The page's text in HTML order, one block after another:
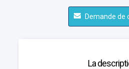
Demande de
La